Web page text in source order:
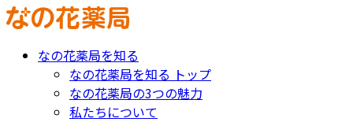
なの花薬局を知る
なの花薬局を知る トップ
なの花薬局の3つの魅力
私たちについて